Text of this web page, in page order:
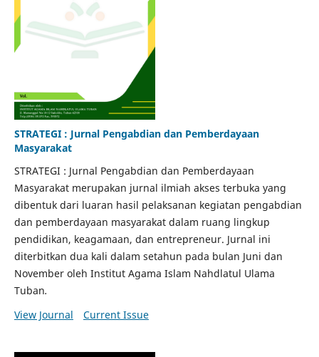
STRATEGI : Jurnal Pengabdian dan Pemberdayaan
Masyarakat
STRATEGI : Jurnal Pengabdian dan Pemberdayaan
Masyarakat merupakan jurnal ilmiah akses terbuka yang
dibentuk dari luaran hasil pelaksanan kegiatan pengabdian
dan pemberdayaan masyarakat dalam ruang lingkup
pendidikan, keagamaan, dan entrepreneur. Jurnal ini
diterbitkan dua kali dalam setahun pada bulan Juni dan
November oleh Institut Agama Islam Nahdlatul Ulama
Tuban.
View Journal
Current Issue